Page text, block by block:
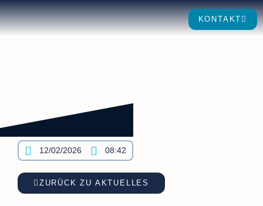
KONTAKT
12/02/2026 08:42
ZURÜCK ZU AKTUELLES